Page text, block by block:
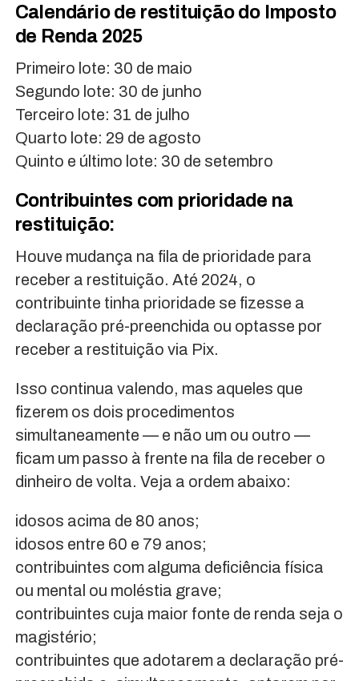
Calendário de restituição do Imposto
de Renda 2025
Primeiro lote: 30 de maio
Segundo lote: 30 de junho
Terceiro lote: 31 de julho
Quarto lote: 29 de agosto
Quinto e último lote: 30 de setembro
Contribuintes com prioridade na
restituição:
Houve mudança na fila de prioridade para
receber a restituição. Até 2024, o
contribuinte tinha prioridade se fizesse a
declaração pré-preenchida ou optasse por
receber a restituição via Pix.
Isso continua valendo, mas aqueles que
fizerem os dois procedimentos
simultaneamente — e não um ou outro —
ficam um passo à frente na fila de receber o
dinheiro de volta. Veja a ordem abaixo:
idosos acima de 80 anos;
idosos entre 60 e 79 anos;
contribuintes com alguma deficiência física
ou mental ou moléstia grave;
contribuintes cuja maior fonte de renda seja o
magistério;
contribuintes que adotarem a declaração pré-